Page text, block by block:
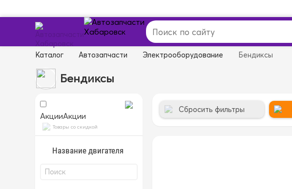
Каталог Автозапчасти Электрооборудование Бендиксы
Бендиксы
АкцииАкции
Товары со скидкой
Название двигателя
Сбросить фильтры